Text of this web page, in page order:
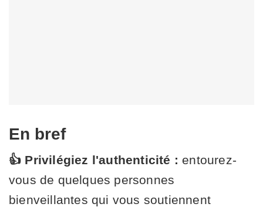
En bref
👍 Privilégiez l'authenticité : entourez-
vous de quelques personnes
bienveillantes qui vous soutiennent